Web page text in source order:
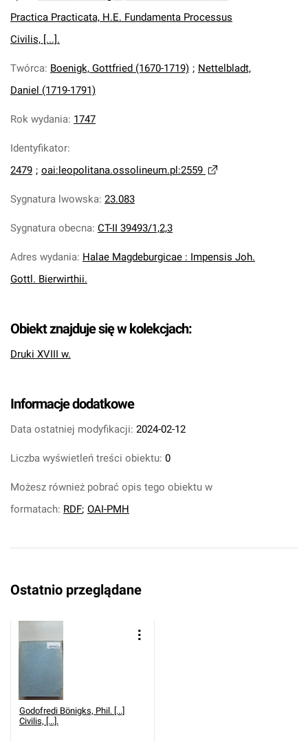
Practica Practicata, H.E. Fundamenta Processus
Civilis, [...].
Twórca: Boenigk, Gottfried (1670-1719) ; Nettelbladt,
Daniel (1719-1791)
Rok wydania: 1747
Identyfikator:
2479 ; oai:leopolitana.ossolineum.pl:2559
Sygnatura lwowska: 23.083
Sygnatura obecna: CT-II 39493/1,2,3
Adres wydania: Halae Magdeburgicae : Impensis Joh.
Gottl. Bierwirthii.
Obiekt znajduje się w kolekcjach:
Druki XVIII w.
Informacje dodatkowe
Data ostatniej modyfikacji: 2024-02-12
Liczba wyświetleń treści obiektu: 0
Możesz również pobrać opis tego obiektu w
formatach: RDF; OAI-PMH
Ostatnio przeglądane
Godofredi Bönigks, Phil. [...]
Civilis, [...].